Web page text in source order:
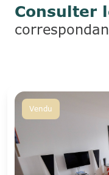
Consulter
Vendu